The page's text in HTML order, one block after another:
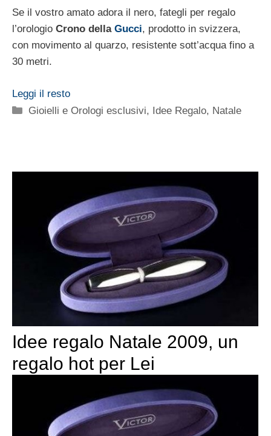
Se il vostro amato adora il nero, fategli per regalo
l’orologio Crono della Gucci, prodotto in svizzera,
con movimento al quarzo, resistente sott’acqua fino a
30 metri.
Leggi il resto
Categorie
Gioielli e Orologi esclusivi, Idee Regalo, Natale
Idee regalo Natale 2009, un
regalo hot per Lei